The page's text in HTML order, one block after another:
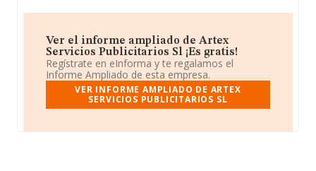
Ver el informe ampliado de Artex
Servicios Publicitarios Sl ¡Es gratis!
Regístrate en eInforma y te regalamos el
Informe Ampliado de esta empresa.
VER INFORME AMPLIADO DE ARTEX
SERVICIOS PUBLICITARIOS SL